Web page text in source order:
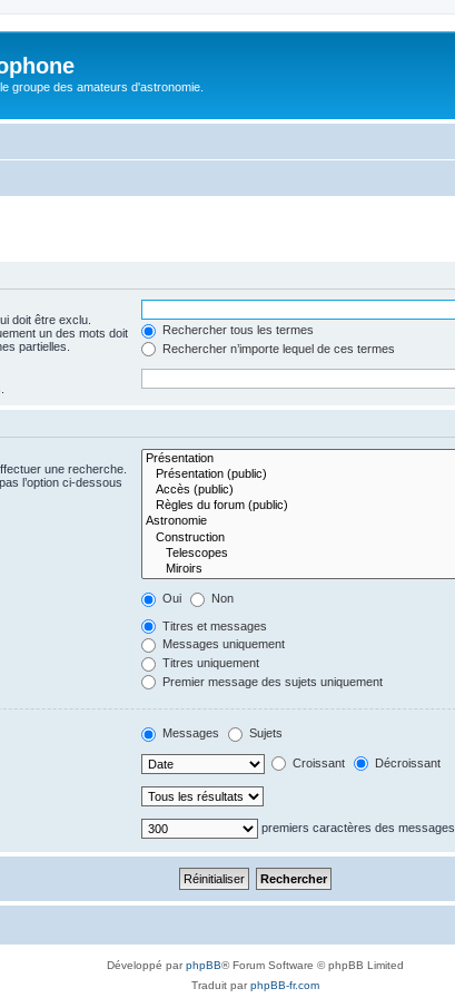
groupe des amateurs d'astronomie.
doit être exclu.
un des mots doit
partielles.
Rechercher tous les termes
Rechercher n’importe lequel de ces termes
une recherche.
l’option ci-dessous
Oui Non
Titres et messages
Messages uniquement
Titres uniquement
Premier message des sujets uniquement
Messages Sujets
Croissant Décroissant
premiers caractères des messages
Développé parphpBB® Forum Software © phpBB Limited
Traduit parphpBB-fr.com